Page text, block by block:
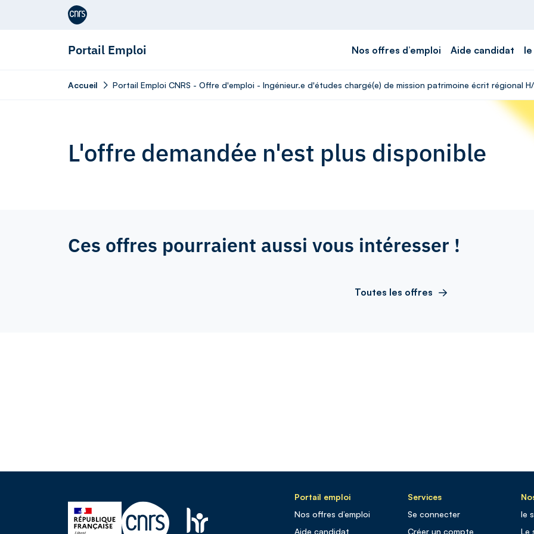
Aller au contenu
Portail Emploi Nos offres d’emploi Aide candidat
Accueil Portail Emploi CNRS - Offre d'emploi - Ingénieur.e d'études chargé(e) de mission patrimoine écrit régional
L'offre demandée n'est plus disponible
Ces offres pourraient aussi vous intéresser !
Toutes les offres
Portail emploi
Nos offres d’emploi
Aide candidat
Services
Se connecter
Créer un compte
le
Le